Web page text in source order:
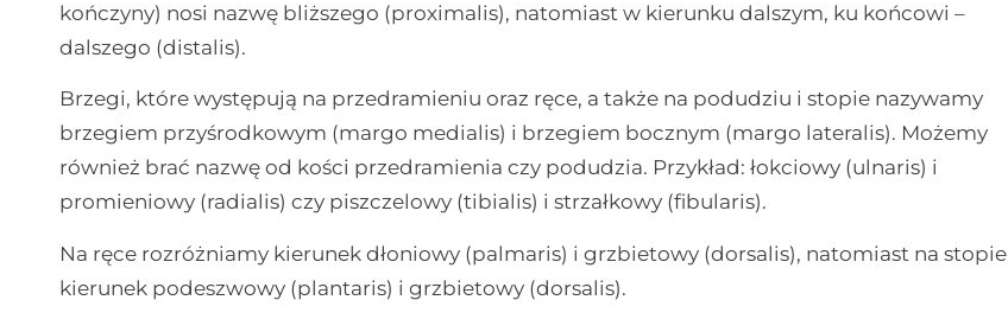
kończyny) nosi nazwę bliższego (proximalis), natomiast w kierunku dalszym, ku końcowi –
dalszego (distalis).
Brzegi, które występują na przedramieniu oraz ręce, a także na podudziu i stopie nazywamy
brzegiem przyśrodkowym (margo medialis) i brzegiem bocznym (margo lateralis). Możemy
również brać nazwę od kości przedramienia czy podudzia. Przykład: łokciowy (ulnaris) i
promieniowy (radialis) czy piszczelowy (tibialis) i strzałkowy (fibularis).
Na ręce rozróżniamy kierunek dłoniowy (palmaris) i grzbietowy (dorsalis), natomiast na stopie
kierunek podeszwowy (plantaris) i grzbietowy (dorsalis).